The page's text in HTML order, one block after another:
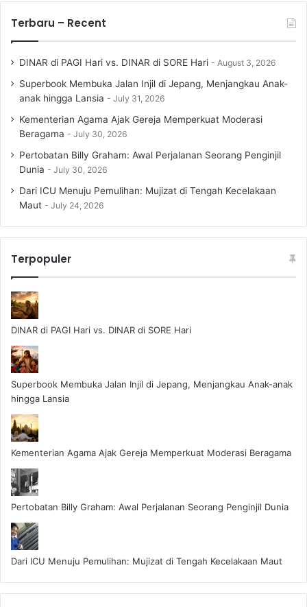
Terbaru – Recent
DINAR di PAGI Hari vs. DINAR di SORE Hari August 3, 2026
Superbook Membuka Jalan Injil di Jepang, Menjangkau Anak-
anak hingga Lansia
July 31, 2026
Kementerian Agama Ajak Gereja Memperkuat Moderasi
Beragama
July 30, 2026
Pertobatan Billy Graham: Awal Perjalanan Seorang Penginjil
Dunia
July 30, 2026
Dari ICU Menuju Pemulihan: Mujizat di Tengah Kecelakaan
Maut
July 24, 2026
Terpopuler
DINAR di PAGI Hari vs. DINAR di SORE Hari
Superbook Membuka Jalan Injil di Jepang, Menjangkau Anak-anak
hingga Lansia
Kementerian Agama Ajak Gereja Memperkuat Moderasi Beragama
Pertobatan Billy Graham: Awal Perjalanan Seorang Penginjil Dunia
Dari ICU Menuju Pemulihan: Mujizat di Tengah Kecelakaan Maut